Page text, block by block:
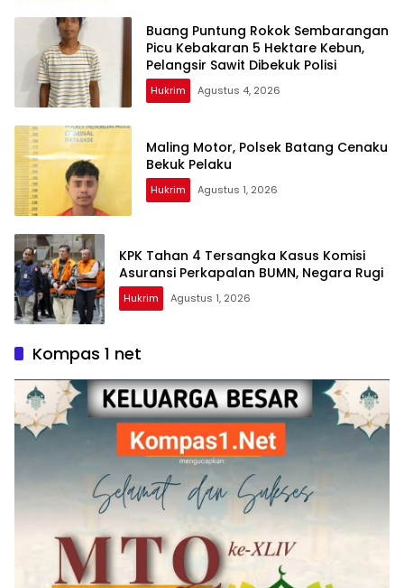
Buang Puntung Rokok Sembarangan
Picu Kebakaran 5 Hektare Kebun,
Pelangsir Sawit Dibekuk Polisi
Hukrim Agustus 4, 2026
Maling Motor, Polsek Batang Cenaku
Hukrim Agustus 1, 2026
KPK Tahan 4 Tersangka Kasus Komisi
Asuransi Perkapalan BUMN, Negara Rugi
Hukrim Agustus 1, 2026
Kompas 1 net